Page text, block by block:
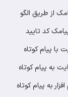
از طریق الگو
کد تایید
با پیام کوتاه
به پیام کوتاه
به پیام کوتاه